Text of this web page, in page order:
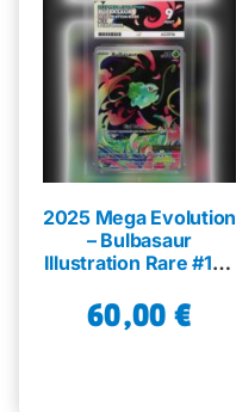
2025 Mega Evolution
– Bulbasaur
Illustration Rare #133
60,00 €